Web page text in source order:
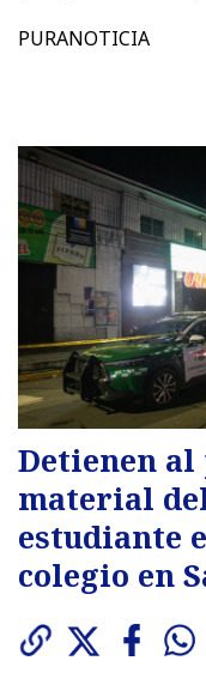
PURANOTICIA
Detienen
material
estudiante
colegio en